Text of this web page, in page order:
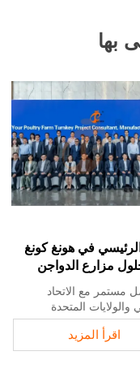
بها
الرئيسي في هونغ كونغ
مزارع الدواجن
الأوروبية، ويصنع
الدواجن
مستمر مع الاتحاد
والولايات المتحدة
الشركة والمصانع في
وإثيوبيا وتنزانيا
المنتجات مصممة خصيصًا
اقرأ المزيد